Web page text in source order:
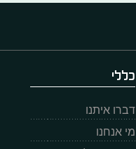
כללי
דברו איתנו
מי אנחנו